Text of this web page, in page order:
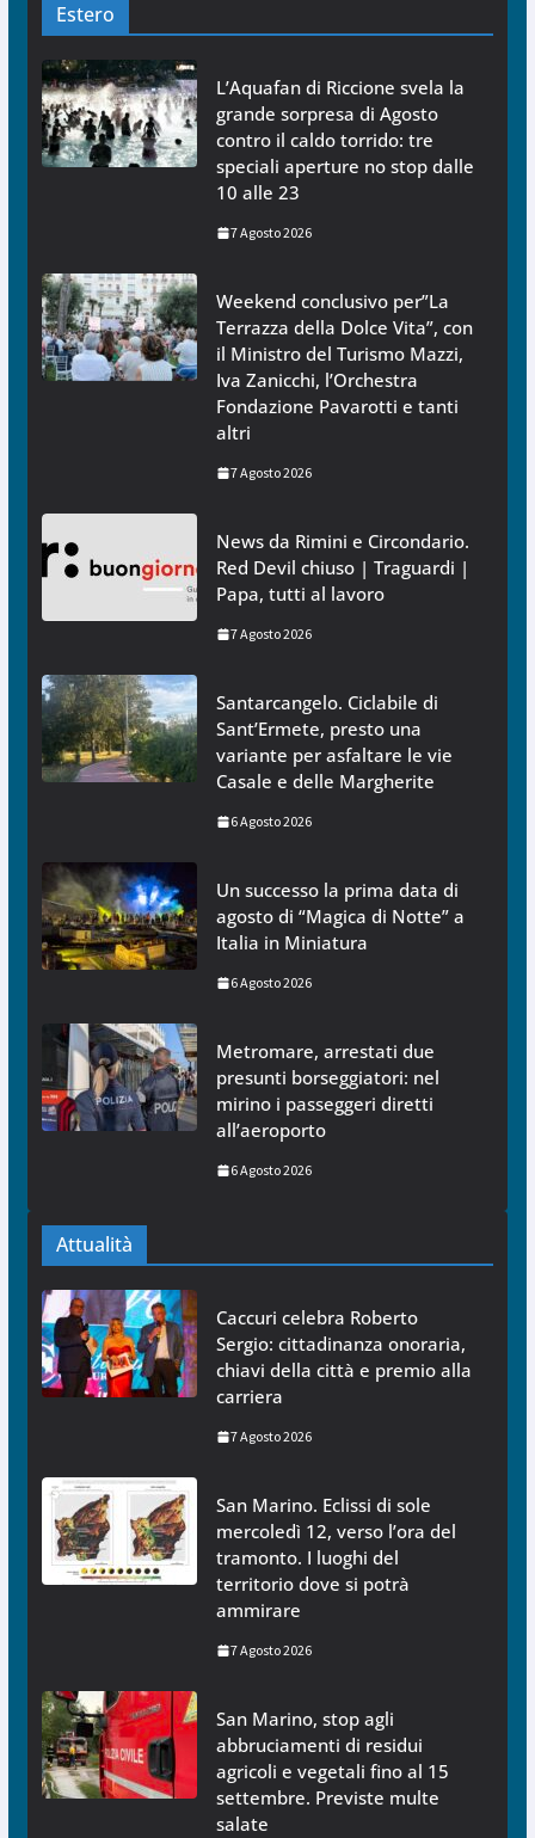
Estero
L’Aquafan di Riccione svela la
grande sorpresa di Agosto
contro il caldo torrido: tre
speciali aperture no stop dalle
10 alle 23
7 Agosto 2026
Weekend conclusivo per”La
Terrazza della Dolce Vita”, con
il Ministro del Turismo Mazzi,
Iva Zanicchi, l’Orchestra
Fondazione Pavarotti e tanti
altri
7 Agosto 2026
News da Rimini e Circondario.
Red Devil chiuso | Traguardi |
Papa, tutti al lavoro
7 Agosto 2026
Santarcangelo. Ciclabile di
Sant’Ermete, presto una
variante per asfaltare le vie
Casale e delle Margherite
6 Agosto 2026
Un successo la prima data di
agosto di “Magica di Notte” a
Italia in Miniatura
6 Agosto 2026
Metromare, arrestati due
presunti borseggiatori: nel
mirino i passeggeri diretti
all’aeroporto
6 Agosto 2026
Attualità
Caccuri celebra Roberto
Sergio: cittadinanza onoraria,
chiavi della città e premio alla
carriera
7 Agosto 2026
San Marino. Eclissi di sole
mercoledì 12, verso l’ora del
tramonto. I luoghi del
territorio dove si potrà
ammirare
7 Agosto 2026
San Marino, stop agli
abbruciamenti di residui
agricoli e vegetali fino al 15
settembre. Previste multe
salate